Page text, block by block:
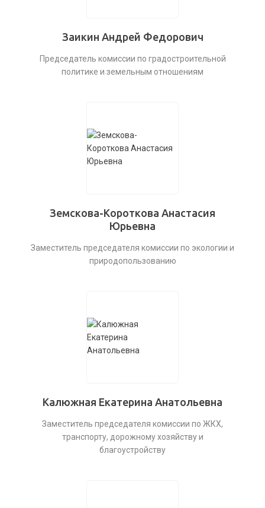
Заикин Андрей Федорович
Председатель комиссии по градостроительной
политике и земельным отношениям
Земскова-Короткова Анастасия
Юрьевна
Заместитель председателя комиссии по экологии и
природопользованию
Калюжная Екатерина Анатольевна
Заместитель председателя комиссии по ЖКХ,
транспорту, дорожному хозяйству и
благоустройству